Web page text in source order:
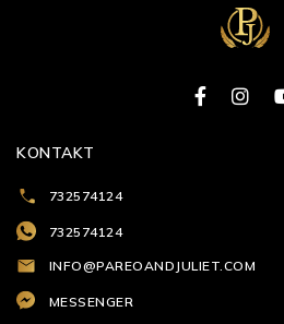
KONTAKT
732574124
732574124
INFO@PAREOANDJULIET.COM
MESSENGER